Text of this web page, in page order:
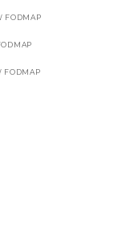
FODMAP
FODMAP